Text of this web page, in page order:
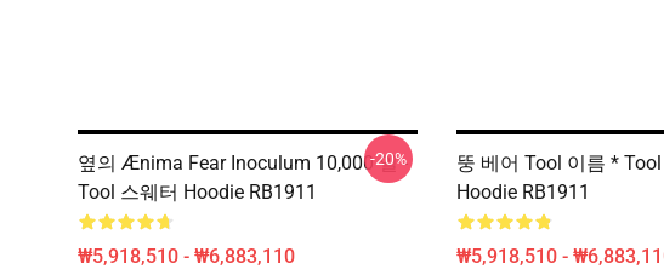
옆의 Ænima Fear Inoculum 10,000 일 -
Tool 스웨터 Hoodie RB1911
₩5,918,510 - ₩6,883,110
-20%
뚱 베어 Tool 이름 *
Hoodie RB1911
₩5,918,510 -